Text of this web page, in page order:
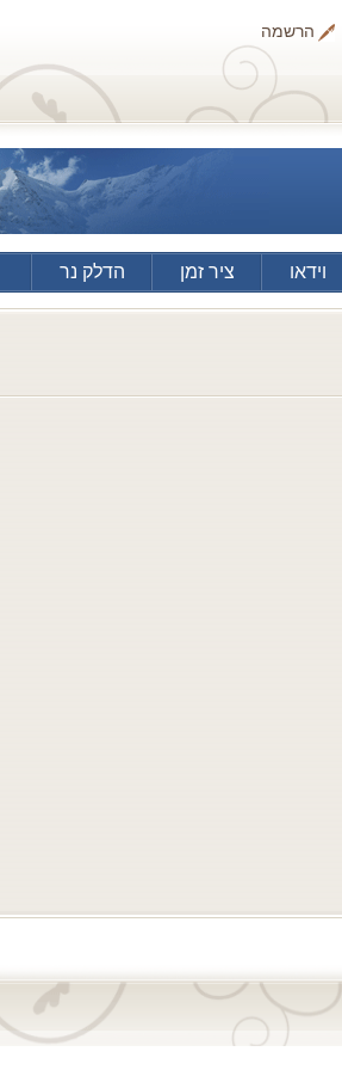
הרשמה
וידאו ציר זמן הדלק נר